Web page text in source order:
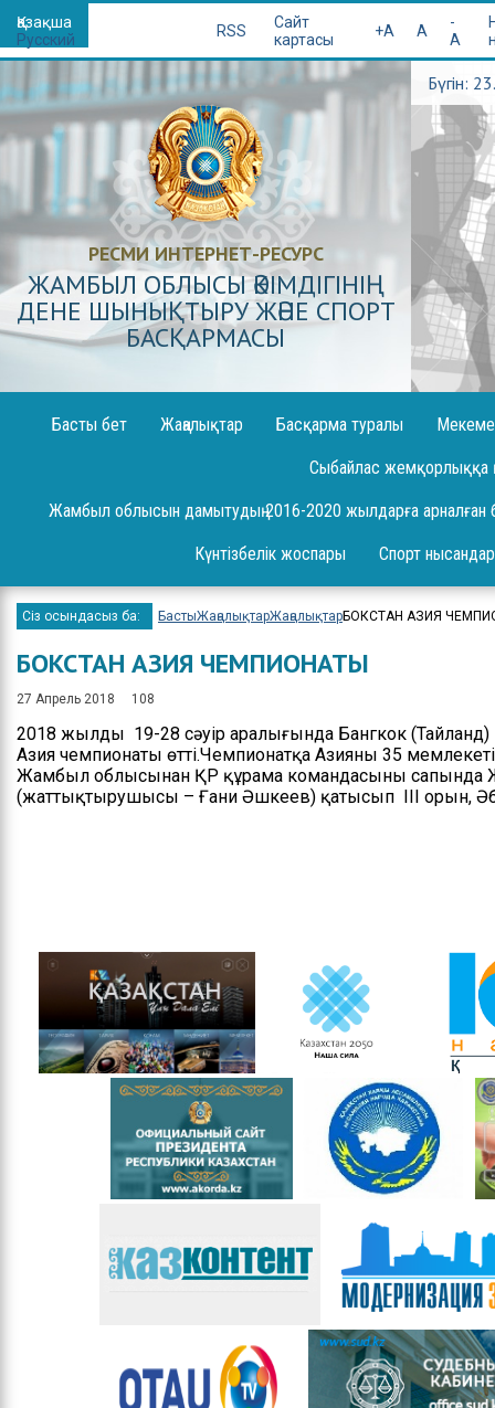
Қазақша
Русский
RSS
Сайт
картасы
+A A
-
A
РЕСМИ ИНТЕРНЕТ-РЕСУРС
ЖАМБЫЛ ОБЛЫСЫ ӘКІМДІГІНІҢ
ДЕНЕ ШЫНЫҚТЫРУ ЖӘНЕ СПОРТ
БАСҚАРМАСЫ
Бүгін:
Басты бет Жаңалықтар
Басқарма туралы
Декларация жариялау
Сұрақ-жауап
Жоба
Шаралар
Бюджет
тұлғаларды қабылдау
Спорт жетістіктері
Байланыстар
Басшылық
Басқарманың ережесі
Мемлекеттік
қызметке кіру
бойынша ақпарат
Сыбайлас жемқорлыққа
Жамбыл облысын дамытудың 2016-2020 жылдарға арналған
Күнтізбелік жоспары Спорт
Сіз осындасыз ба: БастыЖаңалықтарЖаңалықтарБОКСТАН АЗИЯ
БОКСТАН АЗИЯ ЧЕМПИОНАТЫ
27 Апрель 2018 108
2018 жылдың 19-28 сәуір аралығында Бангкок
Азия чемпионаты өтті.Чемпионатқа Азияның 35
Жамбыл облысынан ҚР құрама командасының сапында
(жаттықтырушысы – Ғани Әшкеев) қатысып ІІІ орын,